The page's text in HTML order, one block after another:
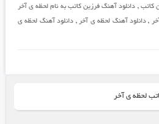
کاتب , دانلود آهنگ فرزین کاتب به نام لحظه ی آخر
, دانلود آهنگ لحظه ی آخر , دانلود آهنگ لحظه ی
لحظه ی آخر